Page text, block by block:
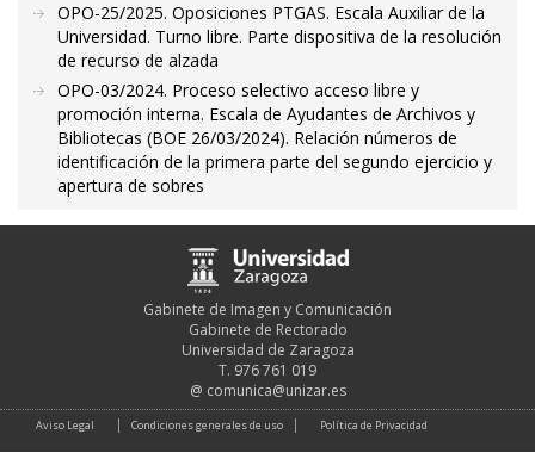
OPO-25/2025. Oposiciones PTGAS. Escala Auxiliar de la
Universidad. Turno libre. Parte dispositiva de la resolución
de recurso de alzada
OPO-03/2024. Proceso selectivo acceso libre y
promoción interna. Escala de Ayudantes de Archivos y
Bibliotecas (BOE 26/03/2024). Relación números de
identificación de la primera parte del segundo ejercicio y
apertura de sobres
Gabinete de Imagen y Comunicación
Gabinete de Rectorado
Universidad de Zaragoza
T. 976 761 019
@ comunica@unizar.es
Aviso Legal Condiciones generales de uso Política de Privacidad